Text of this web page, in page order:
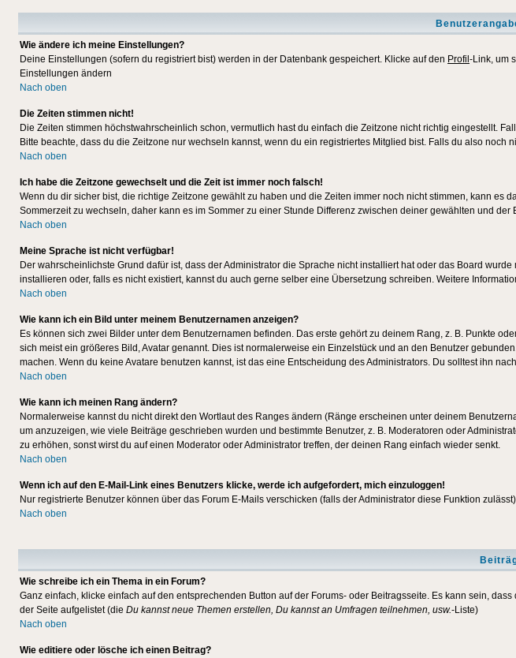
Wie ändere ich meine Einstellungen?
Deine Einstellungen (sofern du registriert bist) werden in der Datenbank gespeichert. Klicke auf den Profil -Link, um
Einstellungen ändern
Nach oben
Die Zeiten stimmen nicht!
Die Zeiten stimmen höchstwahrscheinlich schon, vermutlich hast du einfach die Zeitzone nicht richtig eingestellt.
Bitte beachte, dass du die Zeitzone nur wechseln kannst, wenn du ein registriertes Mitglied bist. Falls du also noch
Nach oben
Ich habe die Zeitzone gewechselt und die Zeit ist immer noch falsch!
Wenn du dir sicher bist, die richtige Zeitzone gewählt zu haben und die Zeiten immer noch nicht stimmen, kann es
Sommerzeit zu wechseln, daher kann es im Sommer zu einer Stunde Differenz zwischen deiner gewählten und der
Nach oben
Meine Sprache ist nicht verfügbar!
Der wahrscheinlichste Grund dafür ist, dass der Administrator die Sprache nicht installiert hat oder das Board
installieren oder, falls es nicht existiert, kannst du auch gerne selber eine Übersetzung schreiben. Weitere
Nach oben
Wie kann ich ein Bild unter meinem Benutzernamen anzeigen?
Es können sich zwei Bilder unter dem Benutzernamen befinden. Das erste gehört zu deinem Rang, z. B. Punkte
sich meist ein größeres Bild, Avatar genannt. Dies ist normalerweise ein Einzelstück und an den Benutzer
machen. Wenn du keine Avatare benutzen kannst, ist das eine Entscheidung des Administrators. Du solltest ihn
Nach oben
Wie kann ich meinen Rang ändern?
Normalerweise kannst du nicht direkt den Wortlaut des Ranges ändern (Ränge erscheinen unter deinem
um anzuzeigen, wie viele Beiträge geschrieben wurden und bestimmte Benutzer, z. B. Moderatoren oder
zu erhöhen, sonst wirst du auf einen Moderator oder Administrator treffen, der deinen Rang einfach wieder senkt.
Nach oben
Wenn ich auf den E-Mail-Link eines Benutzers klicke, werde ich aufgefordert, mich einzuloggen!
Nur registrierte Benutzer können über das Forum E-Mails verschicken (falls der Administrator diese Funktion
Nach oben
Wie schreibe ich ein Thema in ein Forum?
Ganz einfach, klicke einfach auf den entsprechenden Button auf der Forums- oder Beitragsseite. Es kann sein,
der Seite aufgelistet (die Du kannst neue Themen erstellen, Du kannst an Umfragen teilnehmen, usw.-Liste)
Nach oben
Wie editiere oder lösche ich einen Beitrag?